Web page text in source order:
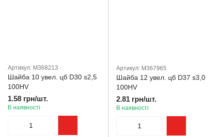
Артикул: M368213
Шайба 10 увел. цб D30 s2,5
100HV
1.58 грн/шт.
В наявності
Артикул: M367965
Шайба 12 увел. цб D37 s3,0
100HV
2.81 грн/шт.
В наявності